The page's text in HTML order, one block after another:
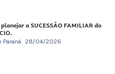
a SUCESSÃO FAMILIAR do
Paraná 28/04/2026